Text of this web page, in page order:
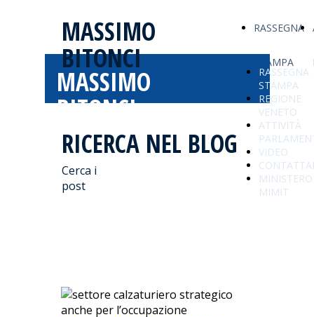
MASSIMO
BITONCI
RASSEGNA
STAMPA
MASSIMO
BITONCI
RICERCA NEL BLOG
Cerca i
post
RASSEGNA
STAMPA
REGIONE
VENETO
ATTIVITÀ
VIDEO
MINISTERO
MIMIT